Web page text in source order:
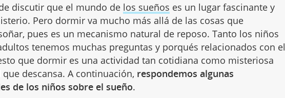
discutir que el mundo de los sueños es un lugar fascinante y
Pero dormir va mucho más allá de las cosas que
pues es un mecanismo natural de reposo. Tanto los niños
tenemos muchas preguntas y porqués relacionados con el
que dormir es una actividad tan cotidiana como misteriosa
descansa. A continuación, respondemos algunas
de los niños sobre el sueño.